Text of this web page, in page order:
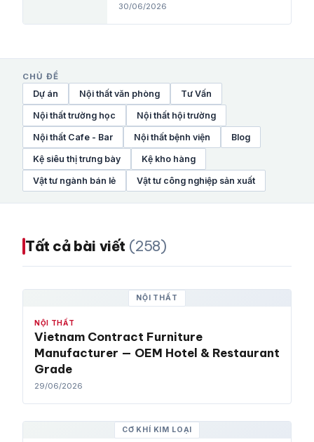
30/06/2026
CHỦ ĐỀ
Dự án Nội thất văn phòng Tư Vấn
Nội thất trường học Nội thất hội trường
Nội thất Cafe - Bar Nội thất bệnh viện Blog
Kệ siêu thị trưng bày Kệ kho hàng
Vật tư ngành bán lẻ Vật tư công nghiệp sản xuất
Tất cả bài viết (258)
NỘI THẤT
NỘI THẤT
Vietnam Contract Furniture
Manufacturer — OEM Hotel & Restaurant
Grade
29/06/2026
CƠ KHÍ KIM LOẠI